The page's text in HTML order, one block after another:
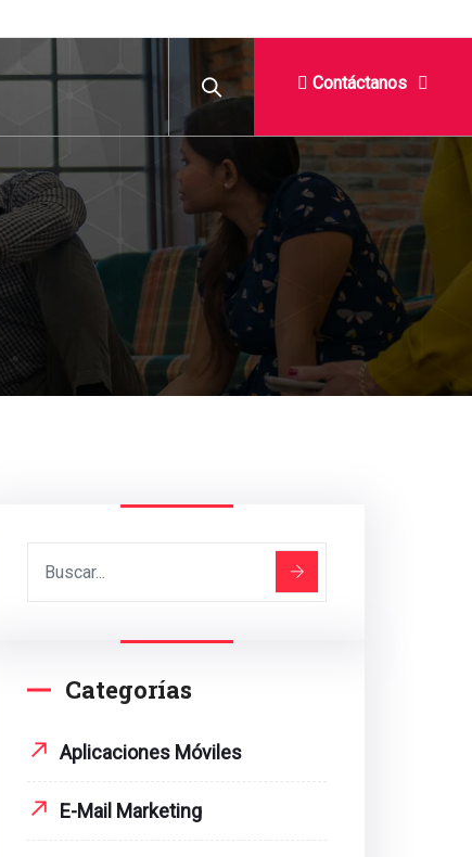
Contáctanos
Categorías
Aplicaciones Móviles
E-Mail Marketing